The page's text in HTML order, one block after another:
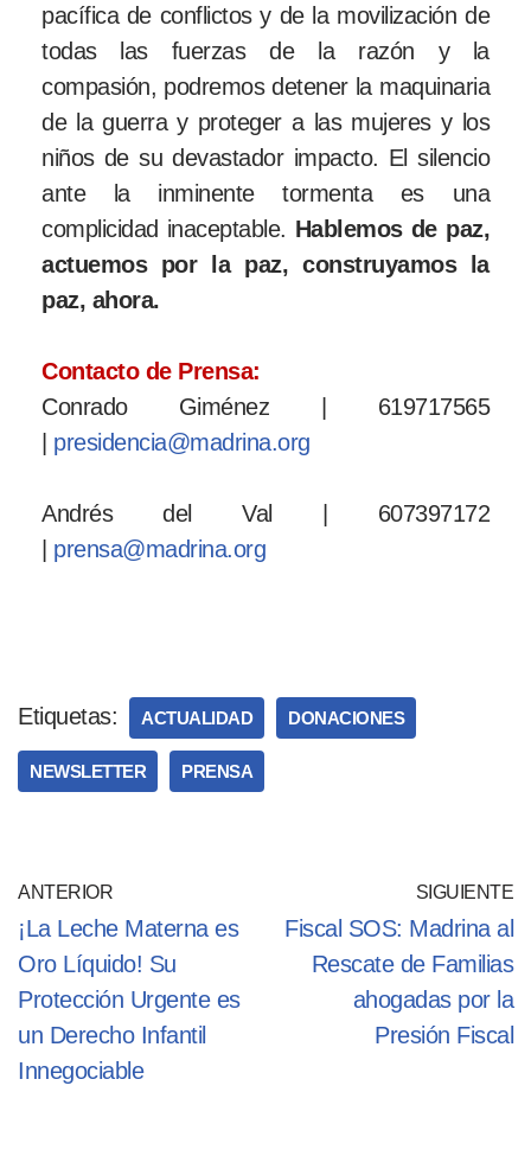
pacífica de conflictos y de la movilización de
todas las fuerzas de la razón y la
compasión, podremos detener la maquinaria
de la guerra y proteger a las mujeres y los
niños de su devastador impacto. El silencio
ante la inminente tormenta es una
complicidad inaceptable. Hablemos de paz,
actuemos por la paz, construyamos la
paz, ahora.
Contacto de Prensa:
Conrado Giménez | 619717565
presidencia@madrina.org
Andrés del Val | 607397172
prensa@madrina.org
Etiquetas: ACTUALIDAD DONACIONES
NEWSLETTER PRENSA
ANTERIOR
¡La Leche Materna es
Oro Líquido! Su
Protección Urgente es
un Derecho Infantil
Innegociable
SIGUIENTE
Fiscal SOS: Madrina al
Rescate de Familias
ahogadas por la
Presión Fiscal